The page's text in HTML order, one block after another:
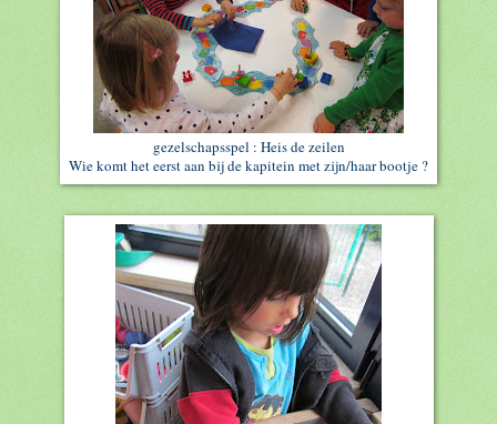
gezelschapsspel : Heis de zeilen
Wie komt het eerst aan bij de kapitein met zijn/haar bootje ?